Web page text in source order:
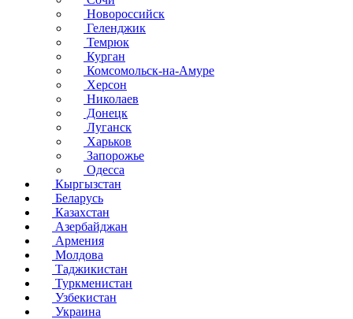
Новороссийск
Геленджик
Темрюк
Курган
Комсомольск-на-Амуре
Херсон
Николаев
Донецк
Луганск
Харьков
Запорожье
Одесса
Кыргызстан
Беларусь
Казахстан
Азербайджан
Армения
Молдова
Таджикистан
Туркменистан
Узбекистан
Украина